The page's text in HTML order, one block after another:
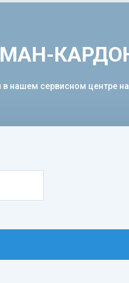
нашем сервисном центре